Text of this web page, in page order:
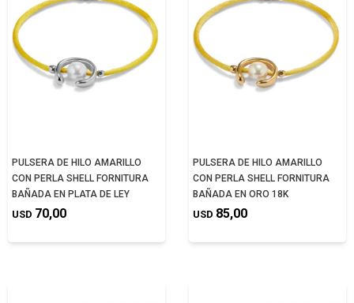
PULSERA DE HILO AMARILLO
CON PERLA SHELL FORNITURA
BAÑADA EN PLATA DE LEY
USD 70,00
PULSERA DE HILO AMARILLO
CON PERLA SHELL FORNITURA
BAÑADA EN ORO 18K
USD 85,00